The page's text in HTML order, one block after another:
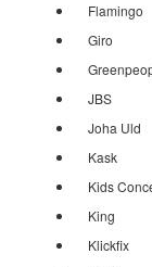
Flamingo
Giro
JBS
Joha Uld
Kask
Kids
King
Klickfix